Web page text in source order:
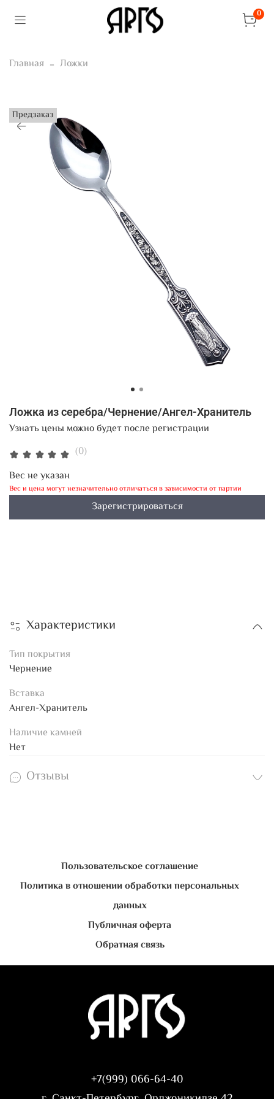
0
Главная Ложки
Предзаказ
(0)
Ложка из серебра/Чернение/Ангел-Хранитель
Узнать цены можно будет после регистрации
Вес не указан
Вес и цена могут незначительно отличаться в зависимости от партии
Зарегистрироваться
Характеристики
Тип покрытия
Чернение
Вставка
Ангел-Хранитель
Наличие камней
Нет
Отзывы
Пользовательское соглашение
Политика в отношении обработки персональных
данных
Публичная оферта
Обратная связь
+7(999) 066-64-40